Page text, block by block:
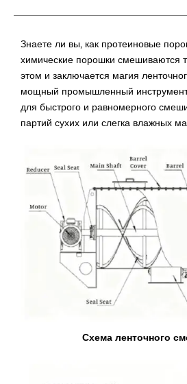
Знаете ли вы, как протеиновые
химические порошки смешиваются
этом и заключается магия
мощный промышленный
для быстрого и равномерного
партий сухих или слегка влажных
Схема ленточного